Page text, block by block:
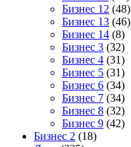
Бизнес 12 (48)
Бизнес 13 (46)
Бизнес 14 (8)
Бизнес 3 (32)
Бизнес 4 (31)
Бизнес 5 (31)
Бизнес 6 (34)
Бизнес 7 (34)
Бизнес 8 (32)
Бизнес 9 (42)
Бизнес 2 (18)